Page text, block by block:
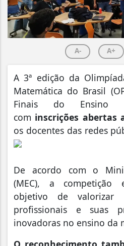
A- A+
A 3ª edição da
Matemática do Brasil
Finais do Ensino
com inscrições abertas
os docentes das redes
De acordo com o
(MEC), a competição
objetivo de valorizar
profissionais e suas
inovadoras no ensino da